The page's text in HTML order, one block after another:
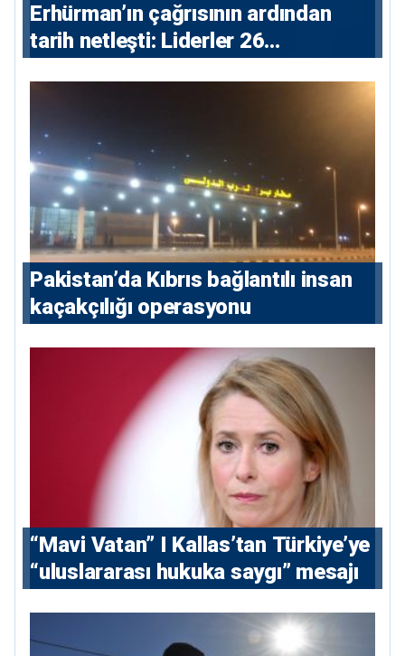
Erhürman’ın çağrısının ardından
tarih netleşti: Liderler 26
Pakistan’da Kıbrıs bağlantılı insan
kaçakçılığı operasyonu
“Mavi Vatan” I Kallas’tan Türkiye’ye
“uluslararası hukuka saygı” mesajı